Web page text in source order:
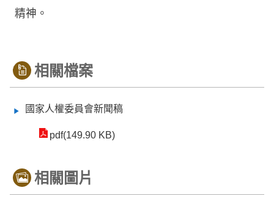
精神。
相關檔案
國家人權委員會新聞稿
pdf(149.90 KB)
相關圖片